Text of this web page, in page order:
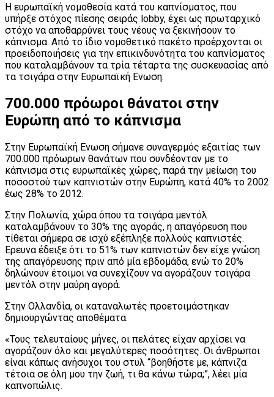
Η ευρωπαϊκή νομοθεσία κατά του καπνίσματος, που
υπήρξε στόχος πίεσης σειράς lobby, έχει ως πρωταρχικό
στόχο να αποθαρρύνει τους νέους να ξεκινήσουν το
κάπνισμα. Από το ίδιο νομοθετικό πακέτο προέρχονται οι
προειδοποιήσεις για την επικινδυνότητα του καπνίσματος
που καταλαμβάνουν τα τρία τέταρτα της συσκευασίας από
τα τσιγάρα στην Ευρωπαϊκή Ενωση.
700.000 πρόωροι θάνατοι στην
Ευρώπη από το κάπνισμα
Στην Ευρωπαϊκή Ενωση σήμανε συναγερμός εξαιτίας των
700.000 πρόωρων θανάτων που συνδέονταν με το
κάπνισμα στις ευρωπαϊκές χώρες, παρά την μείωση του
ποσοστού των καπνιστών στην Ευρώπη, κατά 40% το 2002
έως 28% το 2012.
Στην Πολωνία, χώρα όπου τα τσιγάρα μεντόλ
καταλαμβάνουν το 30% της αγοράς, η απαγόρευση που
τίθεται σήμερα σε ισχύ εξέπληξε πολλούς καπνιστές.
Ερευνα έδειξε ότι το 51% των καπνιστών δεν είχε γνώση
της απαγόρευσης πριν από μία εβδομάδα, ενώ το 20%
δηλώνουν έτοιμοι να συνεχίζουν να αγοράζουν τσιγάρα
μεντόλ στην μαύρη αγορά.
Στην Ολλανδία, οι καταναλωτές προετοιμάστηκαν
δημιουργώντας αποθέματα.
«Τους τελευταίους μήνες, οι πελάτες είχαν αρχίσει να
αγοράζουν όλο και μεγαλύτερες ποσότητες. Οι άνθρωποι
είναι κάπως ανήσυχοι του στυλ “βοηθήστε με, κάπνιζα
τέτοια σε όλη μου την ζωή, τι θα κάνω τώρα;”, λέει μία
καπνοπώλις.